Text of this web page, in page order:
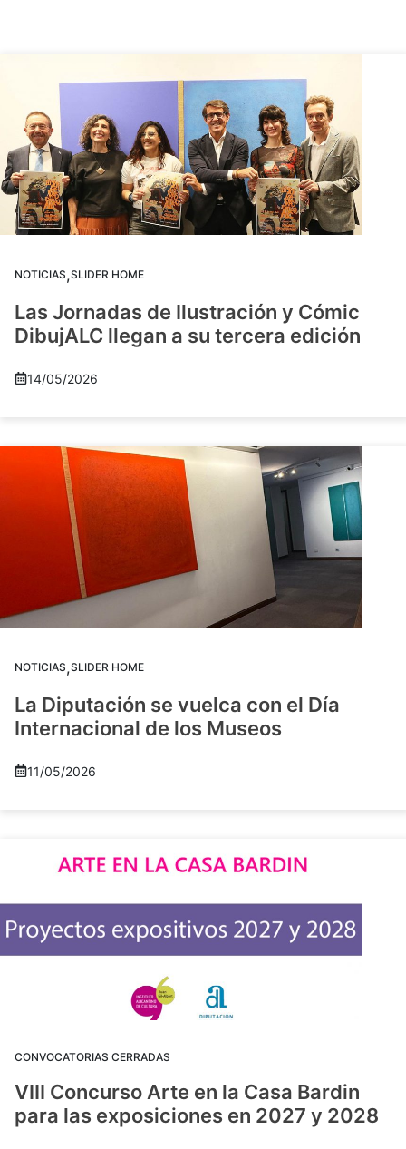
NOTICIAS,SLIDER HOME
Las Jornadas de Ilustración y Cómic
DibujALC llegan a su tercera edición
14/05/2026
NOTICIAS,SLIDER HOME
La Diputación se vuelca con el Día
Internacional de los Museos
11/05/2026
CONVOCATORIAS CERRADAS
VIII Concurso Arte en la Casa Bardin
para las exposiciones en 2027 y 2028